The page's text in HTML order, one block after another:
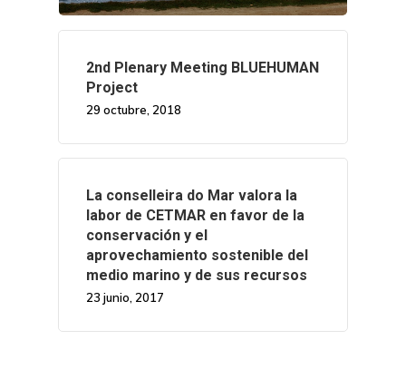
2nd Plenary Meeting BLUEHUMAN
Project
29 octubre, 2018
La conselleira do Mar valora la
labor de CETMAR en favor de la
conservación y el
aprovechamiento sostenible del
medio marino y de sus recursos
23 junio, 2017